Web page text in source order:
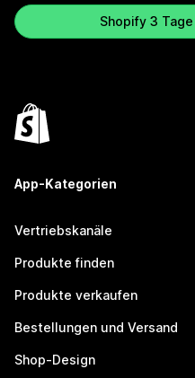
Shopify 3
App-Kategorien
Vertriebskanäle
Produkte finden
Produkte verkaufen
Bestellungen und Versand
Shop-Design